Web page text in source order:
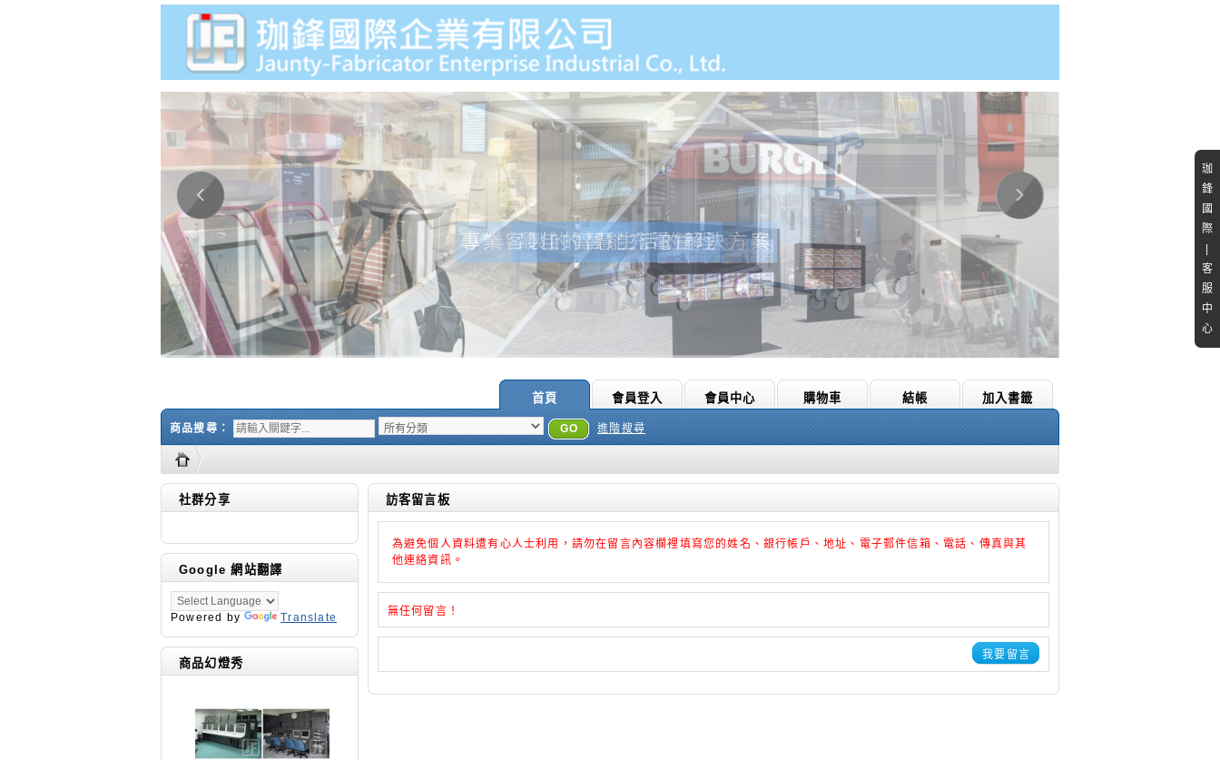
珈
鋒
國
際
客
服
中
心
首頁 會員登入 會員中心 購物車 結帳 加入書籤
商品搜尋： GO 進階搜尋
社群分享
Google 網站翻譯
Powered by Translate
商品幻燈秀
訪客留言板
為避免個人資料遭有心人士利用，請勿在留言內容欄裡填寫您的姓名、銀行帳戶、地址、電子郵件信箱、電話、傳真與其
他連絡資訊。
無任何留言！
我要留言